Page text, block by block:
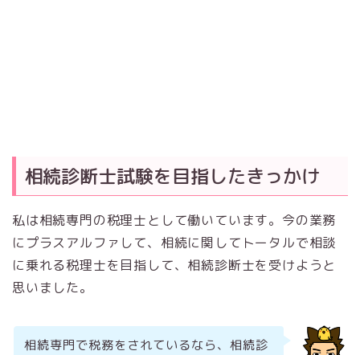
相続診断士試験を目指したきっかけ
私は相続専門の税理士として働いています。今の業務
にプラスアルファして、相続に関してトータルで相談
に乗れる税理士を目指して、相続診断士を受けようと
思いました。
相続専門で税務をされているなら、相続診